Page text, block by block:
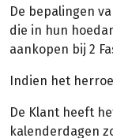
De bepalingen
die in hun
aankopen bij 2
Indien het
De Klant heeft
kalenderdagen